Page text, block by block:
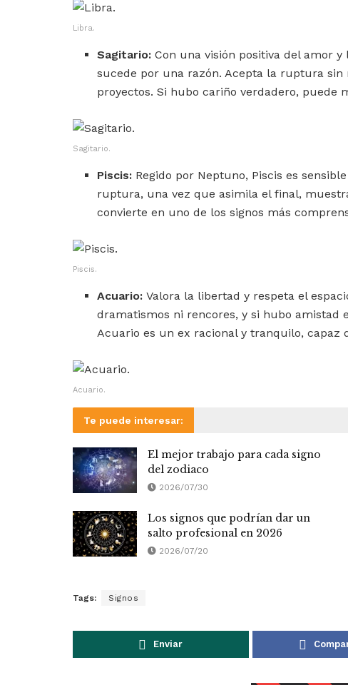
Libra.
Sagitario: Con una visión positiva del amor
sucede por una razón. Acepta la ruptura
proyectos. Si hubo cariño verdadero, puede
Sagitario.
Piscis: Regido por Neptuno, Piscis es
ruptura, una vez que asimila el final,
convierte en uno de los signos más
Piscis.
Acuario: Valora la libertad y respeta el
dramatismos ni rencores, y si hubo amistad
Acuario es un ex racional y tranquilo, capaz
Acuario.
Te puede interesar:
El mejor trabajo para cada signo
del zodiaco
2026/07/30
Los signos que podrían dar un
salto profesional en 2026
2026/07/20
Tags: Signos
Enviar